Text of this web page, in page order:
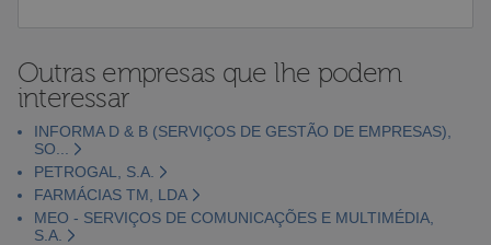
Outras empresas que lhe podem
interessar
INFORMA D & B (SERVIÇOS DE GESTÃO DE EMPRESAS),
SO...
PETROGAL, S.A.
FARMÁCIAS TM, LDA
MEO - SERVIÇOS DE COMUNICAÇÕES E MULTIMÉDIA,
S.A.